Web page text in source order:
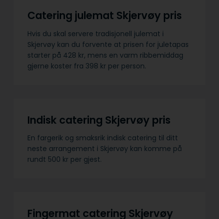
Catering julemat Skjervøy pris
Hvis du skal servere tradisjonell julemat i
Skjervøy kan du forvente at prisen for juletapas
starter på 428 kr, mens en varm ribbemiddag
gjerne koster fra 398 kr per person.
Indisk catering Skjervøy pris
En fargerik og smaksrik indisk catering til ditt
neste arrangement i Skjervøy kan komme på
rundt 500 kr per gjest.
Fingermat catering Skjervøy